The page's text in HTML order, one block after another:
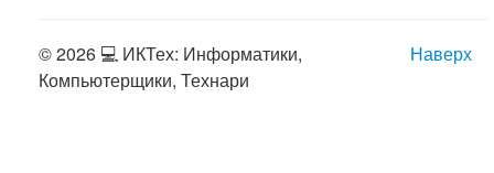
Наверх
© 2026 💻 ИКТех: Информатики,
Компьютерщики, Технари